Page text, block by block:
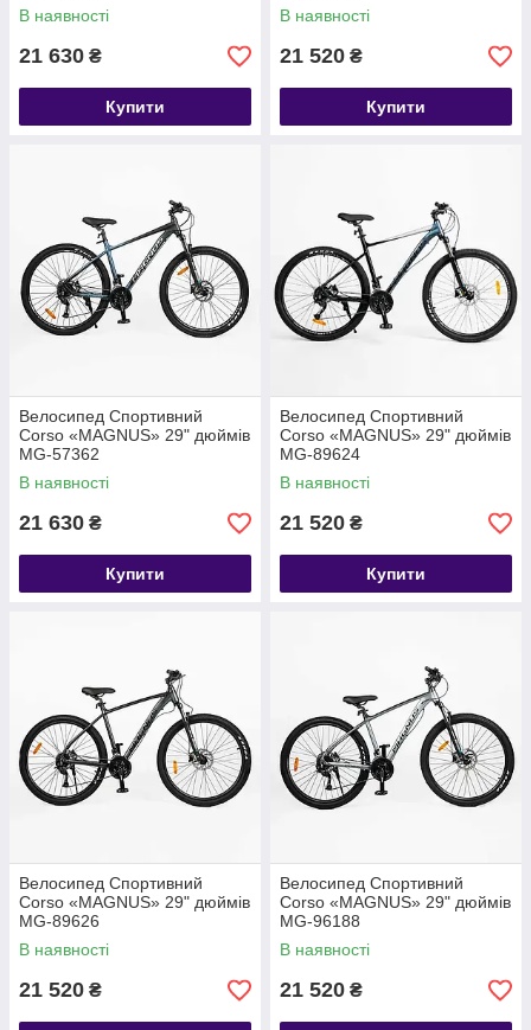
В наявності
21 630 ₴
Купити
В наявності
21 520 ₴
Купити
Велосипед Спортивний
Corso «MAGNUS» 29" дюймів
MG-57362
В наявності
21 630 ₴
Купити
Велосипед Спортивний
Corso «MAGNUS» 29" дюймів
MG-89624
В наявності
21 520 ₴
Купити
Велосипед Спортивний
Corso «MAGNUS» 29" дюймів
MG-89626
В наявності
21 520 ₴
Велосипед Спортивний
Corso «MAGNUS» 29" дюймів
MG-96188
В наявності
21 520 ₴